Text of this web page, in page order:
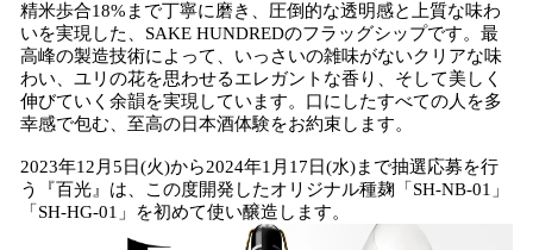
精米歩合18%まで丁寧に磨き、圧倒的な透明感と上質な味わ
いを実現した、SAKE HUNDREDのフラッグシップです。最
高峰の製造技術によって、いっさいの雑味がないクリアな味
わい、ユリの花を思わせるエレガントな香り、そして美しく
伸びていく余韻を実現しています。口にしたすべての人を多
幸感で包む、至高の日本酒体験をお約束します。
2023年12月5日(火)から2024年1月17日(水)まで抽選応募を行
う『百光』は、この度開発したオリジナル種麹「SH-NB-01」
「SH-HG-01」を初めて使い醸造します。